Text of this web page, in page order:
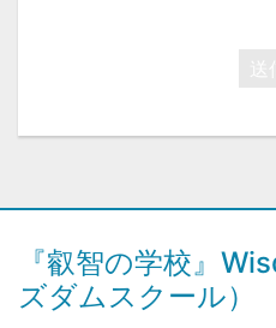
『叡智の学校』
ズダムスクール）